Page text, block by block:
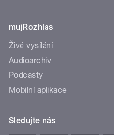
mujRozhlas
Živé vysílání
Audioarchiv
Podcasty
Mobilní aplikace
Sledujte nás